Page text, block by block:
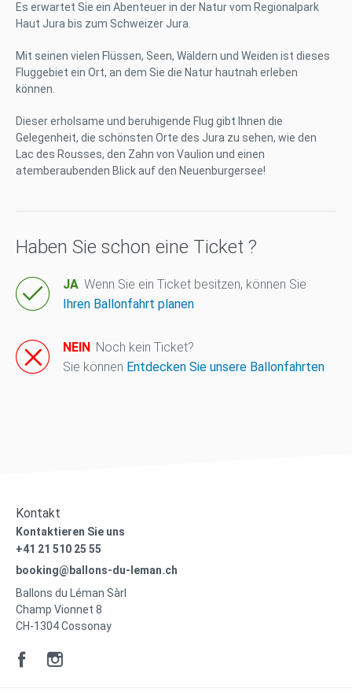
Es erwartet Sie ein Abenteuer in der Natur vom Regionalpark
Haut Jura bis zum Schweizer Jura.
Mit seinen vielen Flüssen, Seen, Wäldern und Weiden ist dieses
Fluggebiet ein Ort, an dem Sie die Natur hautnah erleben
können.
Dieser erholsame und beruhigende Flug gibt Ihnen die
Gelegenheit, die schönsten Orte des Jura zu sehen, wie den
Lac des Rousses, den Zahn von Vaulion und einen
atemberaubenden Blick auf den Neuenburgersee!
Haben Sie schon eine Ticket ?
JA Wenn Sie ein Ticket besitzen, können Sie
Ihren Ballonfahrt planen
NEIN Noch kein Ticket?
Sie können Entdecken Sie unsere Ballonfahrten
Kontakt
Kontaktieren Sie uns
+41 21 510 25 55
booking@ballons-du-leman.ch
Ballons du Léman Sàrl
Champ Vionnet 8
CH-1304 Cossonay